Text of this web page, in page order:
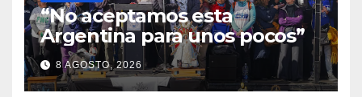
“No aceptamos esta
Argentina para unos pocos”
8 AGOSTO, 2026